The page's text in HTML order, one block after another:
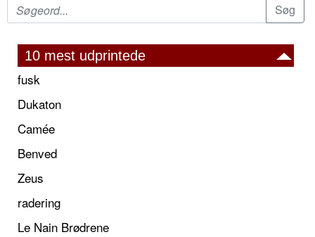
10 mest udprintede
fusk
Dukaton
Camée
Benved
Zeus
radering
Le Nain Brødrene